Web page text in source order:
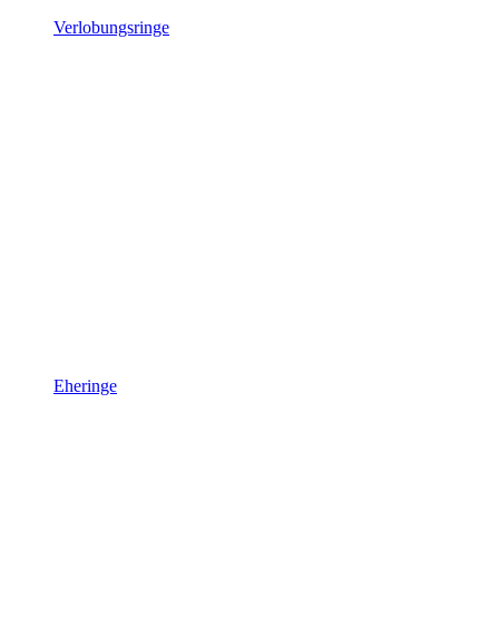
Verlobungsringe
Eheringe